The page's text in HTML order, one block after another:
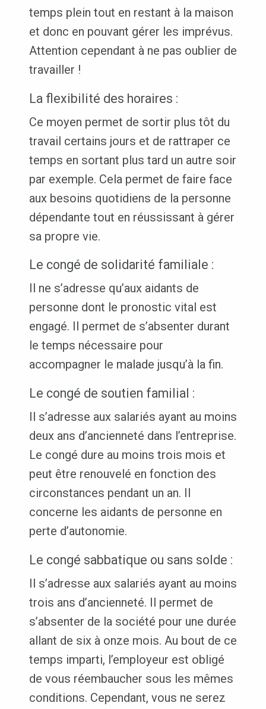
temps plein tout en restant à la maison
et donc en pouvant gérer les imprévus.
Attention cependant à ne pas oublier de
travailler !
La flexibilité des horaires :
Ce moyen permet de sortir plus tôt du
travail certains jours et de rattraper ce
temps en sortant plus tard un autre soir
par exemple. Cela permet de faire face
aux besoins quotidiens de la personne
dépendante tout en réussissant à gérer
sa propre vie.
Le congé de solidarité familiale :
Il ne s’adresse qu’aux aidants de
personne dont le pronostic vital est
engagé. Il permet de s’absenter durant
le temps nécessaire pour
accompagner le malade jusqu’à la fin.
Le congé de soutien familial :
Il s’adresse aux salariés ayant au moins
deux ans d’ancienneté dans l’entreprise.
Le congé dure au moins trois mois et
peut être renouvelé en fonction des
circonstances pendant un an. Il
concerne les aidants de personne en
perte d’autonomie.
Le congé sabbatique ou sans solde :
Il s’adresse aux salariés ayant au moins
trois ans d’ancienneté. Il permet de
s’absenter de la société pour une durée
allant de six à onze mois. Au bout de ce
temps imparti, l’employeur est obligé
de vous réembaucher sous les mêmes
conditions. Cependant, vous ne serez